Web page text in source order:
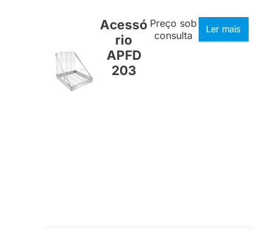
Acessó
rio
APFD
203
Preço sob
consulta
Ler mais